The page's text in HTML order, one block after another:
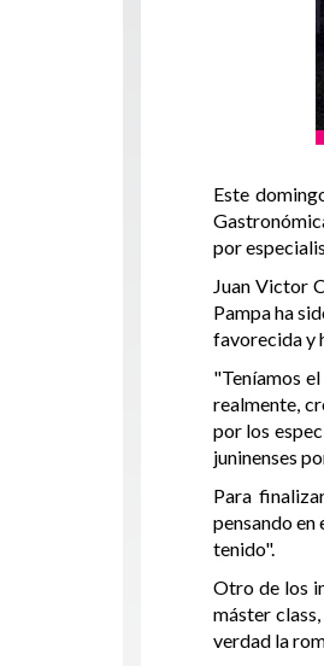
Este
por
Juan Victor
Pampa ha
favorecida y
"Teníamos
realmente,
por los
juninenses
Para
pensando
tenido".
Otro de los
máster
verdad la